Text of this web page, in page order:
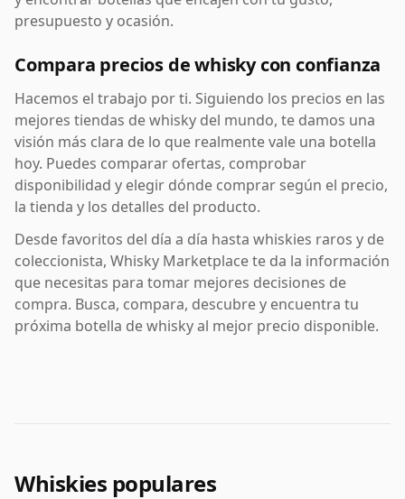
presupuesto y ocasión.
Compara precios de whisky con confianza
Hacemos el trabajo por ti. Siguiendo los precios en las
mejores tiendas de whisky del mundo, te damos una
visión más clara de lo que realmente vale una botella
hoy. Puedes comparar ofertas, comprobar
disponibilidad y elegir dónde comprar según el precio,
la tienda y los detalles del producto.
Desde favoritos del día a día hasta whiskies raros y de
coleccionista, Whisky Marketplace te da la información
que necesitas para tomar mejores decisiones de
compra. Busca, compara, descubre y encuentra tu
próxima botella de whisky al mejor precio disponible.
Whiskies populares